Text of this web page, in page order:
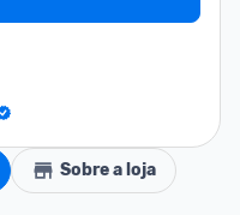
Sobre a loja